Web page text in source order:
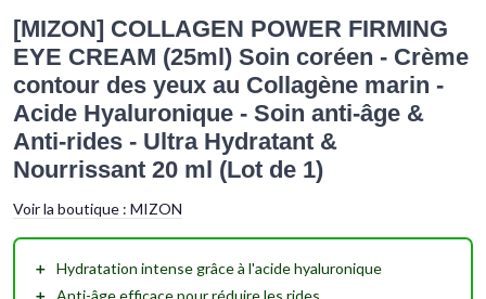
[MIZON] COLLAGEN POWER FIRMING
EYE CREAM (25ml) Soin coréen - Crème
contour des yeux au Collagène marin -
Acide Hyaluronique - Soin anti-âge &
Anti-rides - Ultra Hydratant &
Nourrissant 20 ml (Lot de 1)
Voir la boutique : MIZON
＋ Hydratation intensegrâce à l'acide hyaluronique
＋ Anti-âgeefficace pour réduire les rides